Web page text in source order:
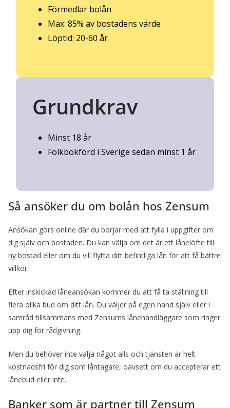
Förmedlar bolån
Max: 85% av bostadens värde
Löptid: 20-60 år
Grundkrav
Minst 18 år
Folkbokförd i Sverige sedan minst 1 år
Så ansöker du om bolån hos Zensum
Ansökan görs online där du börjar med att fylla i uppgifter om
dig själv och bostaden. Du kan välja om det är ett lånelöfte till
ny bostad eller om du vill flytta ditt befintliga lån för att få bättre
villkor.
Efter inskickad låneansökan kommer du att få ta ställning till
flera olika bud om ditt lån. Du väljer på egen hand själv eller i
samråd tillsammans med Zensums lånehandläggare som ringer
upp dig för rådgivning.
Men du behöver inte välja något alls och tjänsten är helt
kostnadsfri för dig som låntagare, oavsett om du accepterar ett
lånebud eller inte.
Banker som är partner till Zensum